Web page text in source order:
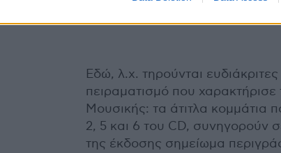
Εδώ, λ.χ. τηρούνται
πειραματισμό που
Μουσικής: τα άτιτλα κομμάτια
2, 5 και 6 του CD, συνηγορούν
της έκδοσης σημείωμα